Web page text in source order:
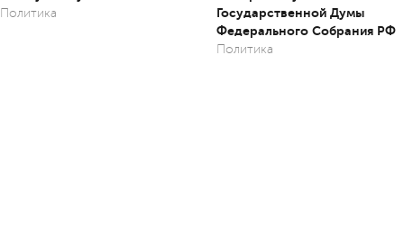
Политика
Государственной Думы
Федерального Собрания РФ
Политика